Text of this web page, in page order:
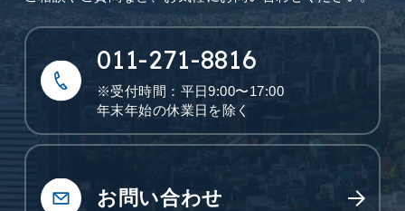
011-271-8816
※受付時間：平日9:00〜17:00
年末年始の休業日を除く
お問い合わせ